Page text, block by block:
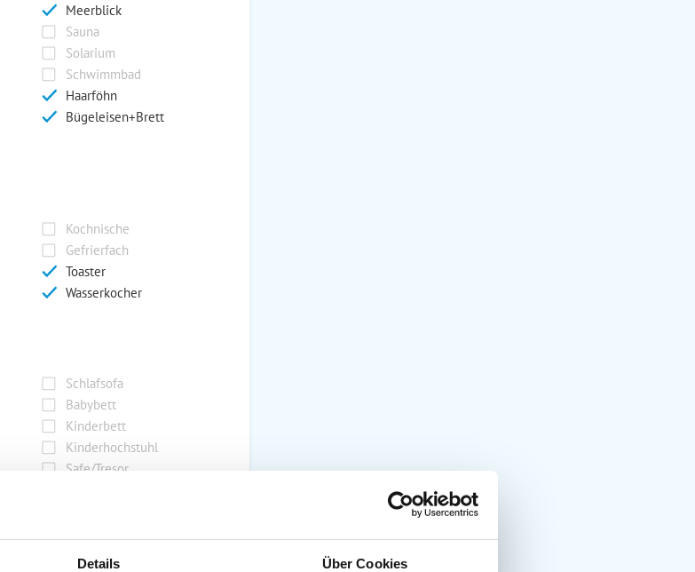
Details Über Cookies
Meerblick
Sauna
Solarium
Schwimmbad
Haarföhn
Bügeleisen+Brett
Kochnische
Gefrierfach
Toaster
Wasserkocher
Schlafsofa
Babybett
Kinderbett
Kinderhochstuhl
Safe/Tresor
Grill